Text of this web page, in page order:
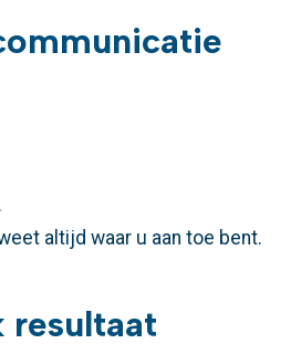
altijd waar u aan toe bent.
resultaat